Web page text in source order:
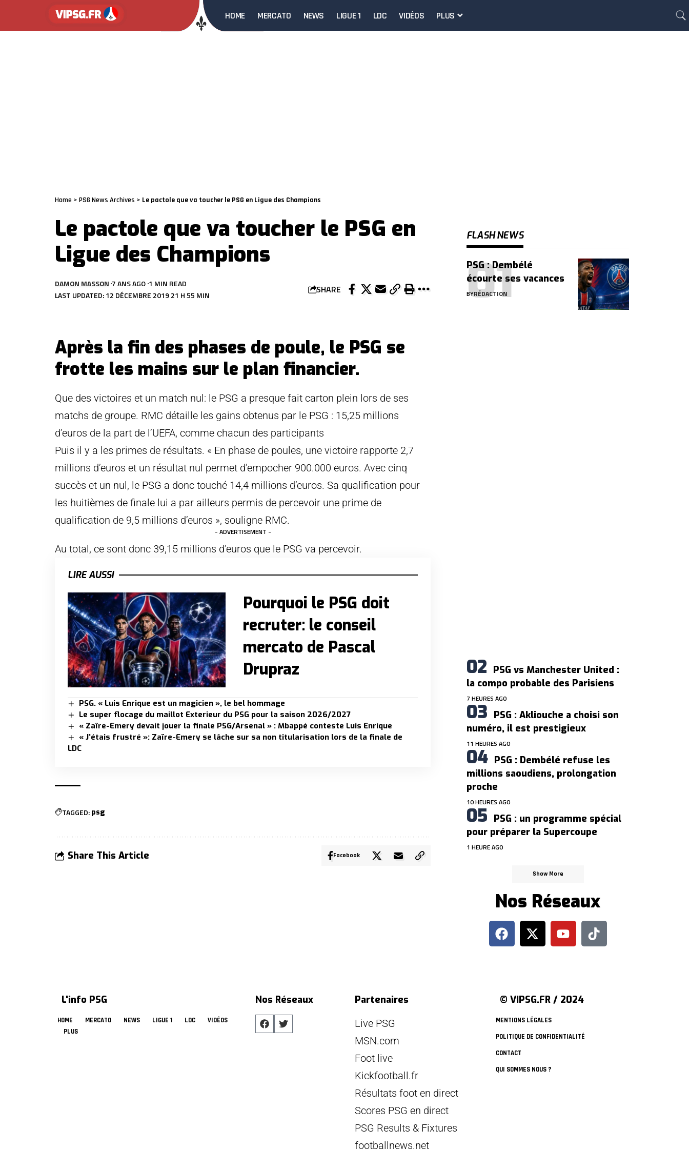
HOME MERCATO NEWS LIGUE 1 LDC VIDÉOS PLUS
Home > PSG News Archives > Le pactole que va toucher le PSG en Ligue des Champions
Le pactole que va toucher le PSG en
Ligue des Champions
LAST UPDATED: 12 DÉCEMBRE 2019 21 H 55 MIN
DAMON MASSON 7 ANS AGO 1 MIN READ SHARE
Après la fin des phases de poule, le PSG se
frotte les mains sur le plan financier.
Que des victoires et un match nul: le PSG a presque fait carton plein lors de ses
matchs de groupe. RMC détaille les gains obtenus par le PSG : 15,25 millions
d’euros de la part de l’UEFA, comme chacun des participants
Puis il y a les primes de résultats. « En phase de poules, une victoire rapporte 2,7
millions d’euros et un résultat nul permet d’empocher 900.000 euros. Avec cinq
succès et un nul, le PSG a donc touché 14,4 millions d’euros. Sa qualification pour
les huitièmes de finale lui a par ailleurs permis de percevoir une prime de
qualification de 9,5 millions d’euros », souligne RMC.
- ADVERTISEMENT -
Au total, ce sont donc 39,15 millions d’euros que le PSG va percevoir.
LIRE AUSSI
Pourquoi le PSG doit
recruter: le conseil
mercato de Pascal
Drupraz
PSG. « Luis Enrique est un magicien », le bel hommage
Le super flocage du maillot Exterieur du PSG pour la saison 2026/2027
« Zaïre-Emery devait jouer la finale PSG/Arsenal » : Mbappé conteste Luis Enrique
« J’étais frustré »: Zaïre-Emery se lâche sur sa non titularisation lors de la finale de
LDC
TAGGED: psg
Share This Article Facebook
FLASH NEWS
PSG : Dembélé
écourte ses vacances
BYRÉDACTION
PSG vs Manchester United :
la compo probable des Parisiens
7 HEURES AGO
PSG : Akliouche a choisi son
numéro, il est prestigieux
11 HEURES AGO
PSG : Dembélé refuse les
millions saoudiens, prolongation
proche
10 HEURES AGO
PSG : un programme spécial
pour préparer la Supercoupe
1 HEURE AGO
Show More
Nos Réseaux
L'info PSG
HOME MERCATO NEWS LIGUE 1 LDC
VIDÉOS
PLUS
Nos Réseaux
Partenaires
Live PSG
MSN.com
Foot live
Kickfootball.fr
Résultats foot en direct
Scores PSG en direct
PSG Results & Fixtures
footballnews.net
© VIPSG.FR / 2024
MENTIONS LÉGALES
POLITIQUE DE CONFIDENTIALITÉ
CONTACT
QUI SOMMES NOUS ?